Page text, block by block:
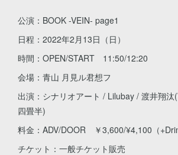
公演：BOOK -VEIN- page1
日程：2022年2月13日（日）
時間：OPEN/START 11:50/12:20
会場：青山 月見ル君想フ
出演：シナリオアート / Lilubay / 渡井翔
四畳半)
料金：ADV/DOOR ￥3,600/¥4,100（
チケット：一般チケット販売